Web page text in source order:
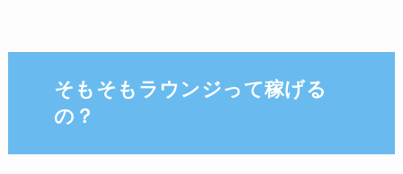
そもそもラウンジって稼げる
の？